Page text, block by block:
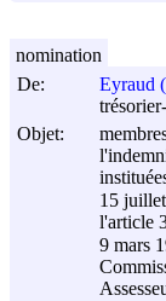
De:
Eyraud
Objet:
15
l'article
9 mars
nomination